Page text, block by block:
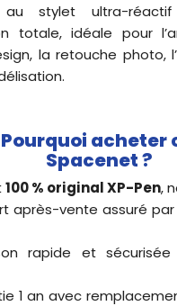
au stylet ultra-
totale, idéale pour
la retouche photo,
Pourquoi acheter
Spacenet ?
100 % original XP-Pen,
après-vente assuré
rapide et
1 an avec